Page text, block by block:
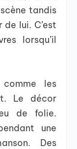
tandis
lui. C’est
lorsqu’il
les
Le décor
de folie.
une
Des